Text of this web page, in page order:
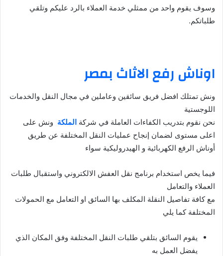
وسوف يقوم واحد من ممثلي خدمة العملاء بالرد عليكم وتلقي
طلباتكم.
اوناش رفع الاثاث بمصر
ونش تمتلك افضل فريق سائقين وعاملين في مجال النقل والخدمات
اللوجستية
نحن نقوم بتدريب الكفاءات العاملة في شركة الملكة ونش على
اعلى مستوى لضمان إنجاح عمليات النقل المختلفة عن طريق
أوناش الرفع الكهربائية و الهيدروليكية سواء
فيما يخص استخدام برنامج نقل العفش الالكتروني واستقبال طلبات
العملاء والتعامل
مع كافة تفاصيل النقلة المكلف بها السائق او التعامل مع الحمولات
المختلفة كما يلي
يقوم السائق بتلقي طلبات النقل المختلفة وفق المكان الذي
يفضل العمل به